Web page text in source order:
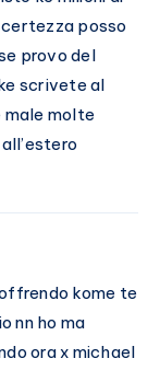
certezza posso
provo del
scrivete al
molte
kome te
nn ho ma
ora x michael